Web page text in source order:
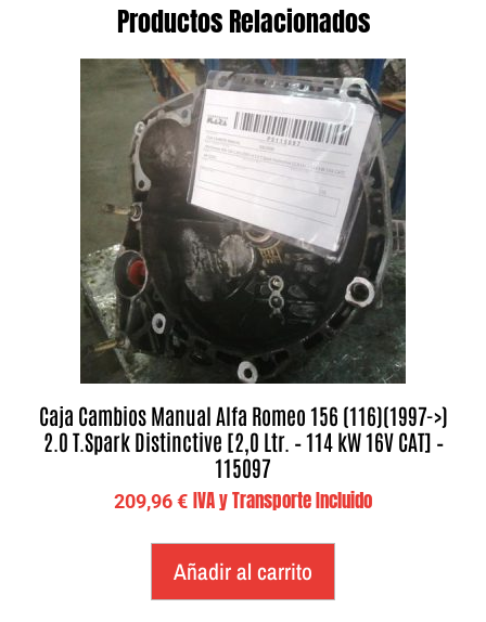
Productos Relacionados
Caja Cambios Manual Alfa Romeo 156 (116)(1997->)
2.0 T.Spark Distinctive [2,0 Ltr. – 114 kW 16V CAT] –
115097
209,96€ IVA y Transporte Incluido
Añadir al carrito